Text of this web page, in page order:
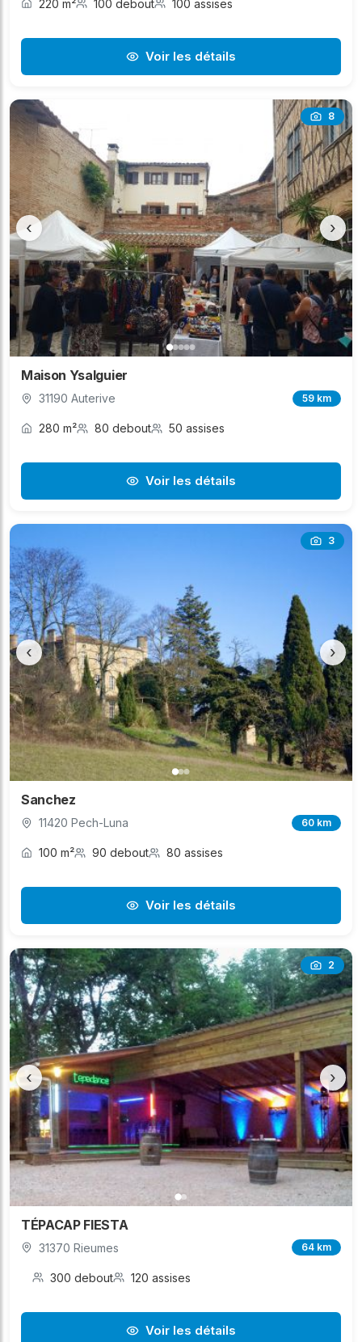
220 m² 100 debout 100 assises
Voir les détails
8
‹ ›
Maison Ysalguier
31190 Auterive 59 km
280 m² 80 debout 50 assises
Voir les détails
3
‹ ›
Sanchez
11420 Pech-Luna 60 km
100 m² 90 debout 80 assises
Voir les détails
2
‹ ›
TÉPACAP FIESTA
31370 Rieumes 64 km
300 debout 120 assises
Voir les détails